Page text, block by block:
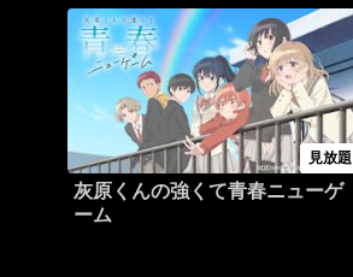
見放題
灰原くんの強くて青春ニューゲ
ーム